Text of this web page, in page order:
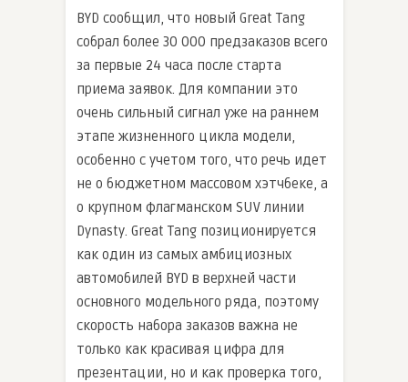
BYD сообщил, что новый Great Tang
собрал более 30 000 предзаказов всего
за первые 24 часа после старта
приема заявок. Для компании это
очень сильный сигнал уже на раннем
этапе жизненного цикла модели,
особенно с учетом того, что речь идет
не о бюджетном массовом хэтчбеке, а
о крупном флагманском SUV линии
Dynasty. Great Tang позиционируется
как один из самых амбициозных
автомобилей BYD в верхней части
основного модельного ряда, поэтому
скорость набора заказов важна не
только как красивая цифра для
презентации, но и как проверка того,